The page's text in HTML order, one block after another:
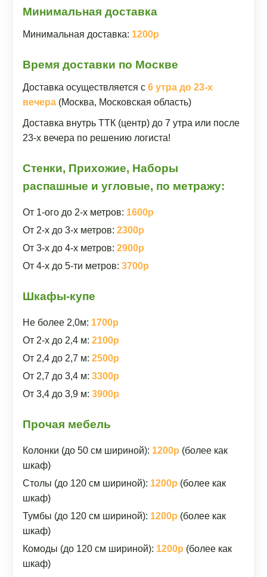
Минимальная доставка
Минимальная доставка: 1200р
Время доставки по Москве
Доставка осуществляется с 6 утра до 23-х
вечера (Москва, Московская область)
Доставка внутрь ТТК (центр) до 7 утра или после
23-х вечера по решению логиста!
Стенки, Прихожие, Наборы
распашные и угловые, по метражу:
От 1-ого до 2-х метров: 1600р
От 2-х до 3-х метров: 2300р
От 3-х до 4-х метров: 2900р
От 4-х до 5-ти метров: 3700р
Шкафы-купе
Не более 2,0м: 1700р
От 2-х до 2,4 м: 2100р
От 2,4 до 2,7 м: 2500р
От 2,7 до 3,4 м: 3300р
От 3,4 до 3,9 м: 3900р
Прочая мебель
Колонки (до 50 см шириной): 1200р (более как
шкаф)
Столы (до 120 см шириной): 1200р (более как
шкаф)
Тумбы (до 120 см шириной): 1200р (более как
шкаф)
Комоды (до 120 см шириной): 1200р (более как
шкаф)